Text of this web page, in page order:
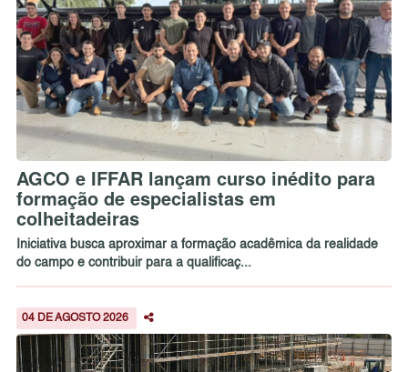
AGCO e IFFAR lançam curso inédito para
formação de especialistas em
colheitadeiras
Iniciativa busca aproximar a formação acadêmica da realidade
do campo e contribuir para a qualificaç...
04 DE AGOSTO 2026